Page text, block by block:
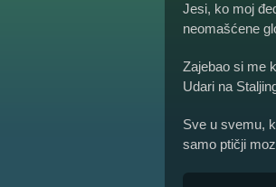
Jesi, ko moj
neomašćene
Zajebao si me
Udari na
Sve u svemu,
samo ptičji